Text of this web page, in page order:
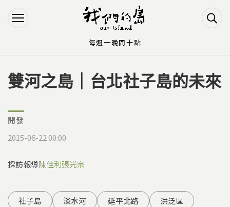
Jump to Navigation
Jump to Main content
您在這裡
雙河之島｜台北社子島的未來
開發
2015-06-22 00:00
採訪報導陳佳利張光宗
社子島 淡水河 延平北路
洪泛區
每週一晚間十點